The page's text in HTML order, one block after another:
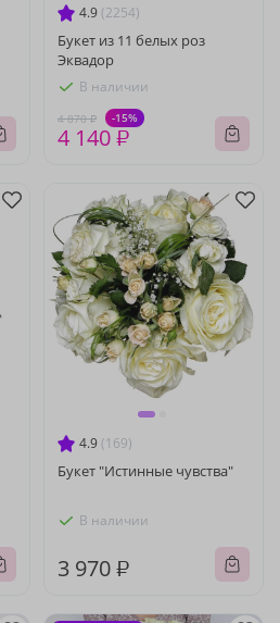
4.9 (2254)
Букет из 11 белых роз
Эквадор
В наличии
4 870 ₽ -15%
4 140 ₽
4.9 (169)
Букет "Истинные чувства"
В наличии
3 970 ₽